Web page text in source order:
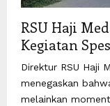
RSU Haji
Kegiatan
Direktur RSU Haji
menegaskan
melainkan